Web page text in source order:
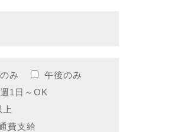
み
午後のみ
週1日～OK
費支給